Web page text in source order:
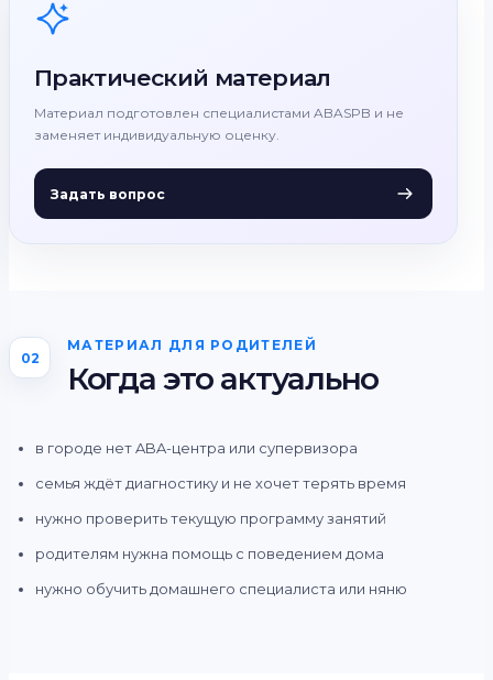
Практический материал
Материал подготовлен специалистами ABASPB и не
заменяет индивидуальную оценку.
Задать вопрос
02
МАТЕРИАЛ ДЛЯ РОДИТЕЛЕЙ
Когда это актуально
в городе нет ABA-центра или супервизора
семья ждёт диагностику и не хочет терять время
нужно проверить текущую программу занятий
родителям нужна помощь с поведением дома
нужно обучить домашнего специалиста или няню